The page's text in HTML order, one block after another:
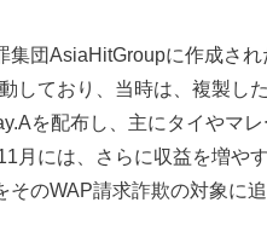
集団AsiaHitGroupに作成さ
しており、当時は、複製し
を配布し、主にタイやマ
月には、さらに収益を増や
そのWAP請求詐欺の対象に